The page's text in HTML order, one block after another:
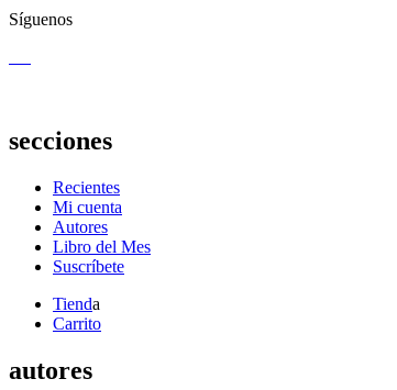
Síguenos
secciones
Recientes
Mi cuenta
Autores
Libro del Mes
Suscríbete
Tienda
Carrito
autores